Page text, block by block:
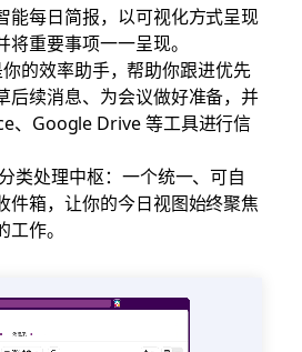
能每日简报，以可视化方式呈现
将重要事项一一呈现。
的效率助手，帮助你跟进优先
续消息、为会议做好准备，并
、Google Drive 等工具进行信
类处理中枢：一个统一、可自
件箱，让你的今日视图始终聚焦
作。